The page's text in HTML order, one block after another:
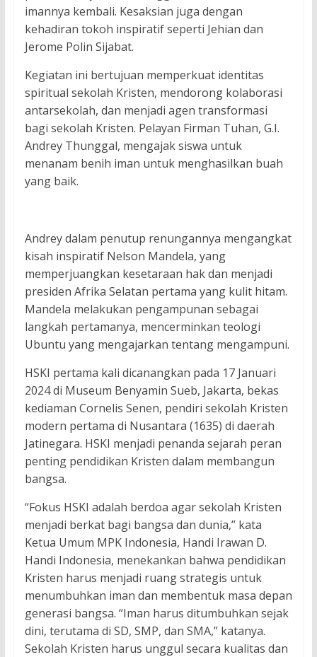
imannya kembali. Kesaksian juga dengan
kehadiran tokoh inspiratif seperti Jehian dan
Jerome Polin Sijabat.
Kegiatan ini bertujuan memperkuat identitas
spiritual sekolah Kristen, mendorong kolaborasi
antarsekolah, dan menjadi agen transformasi
bagi sekolah Kristen. Pelayan Firman Tuhan, G.I.
Andrey Thunggal, mengajak siswa untuk
menanam benih iman untuk menghasilkan buah
yang baik.
Andrey dalam penutup renungannya mengangkat
kisah inspiratif Nelson Mandela, yang
memperjuangkan kesetaraan hak dan menjadi
presiden Afrika Selatan pertama yang kulit hitam.
Mandela melakukan pengampunan sebagai
langkah pertamanya, mencerminkan teologi
Ubuntu yang mengajarkan tentang mengampuni.
HSKI pertama kali dicanangkan pada 17 Januari
2024 di Museum Benyamin Sueb, Jakarta, bekas
kediaman Cornelis Senen, pendiri sekolah Kristen
modern pertama di Nusantara (1635) di daerah
Jatinegara. HSKI menjadi penanda sejarah peran
penting pendidikan Kristen dalam membangun
bangsa.
“Fokus HSKI adalah berdoa agar sekolah Kristen
menjadi berkat bagi bangsa dan dunia,” kata
Ketua Umum MPK Indonesia, Handi Irawan D.
Handi Indonesia, menekankan bahwa pendidikan
Kristen harus menjadi ruang strategis untuk
menumbuhkan iman dan membentuk masa depan
generasi bangsa. “Iman harus ditumbuhkan sejak
dini, terutama di SD, SMP, dan SMA,” katanya.
Sekolah Kristen harus unggul secara kualitas dan